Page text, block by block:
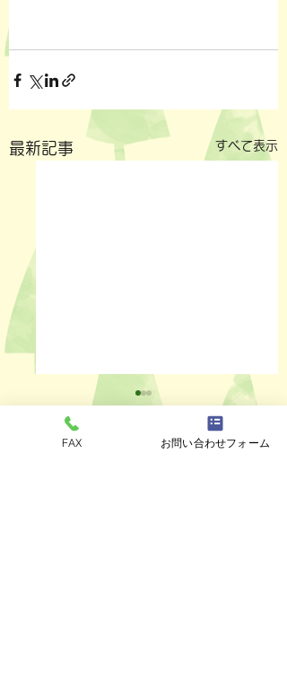
最新記事 すべて表示
FAX お問い合わせフォーム